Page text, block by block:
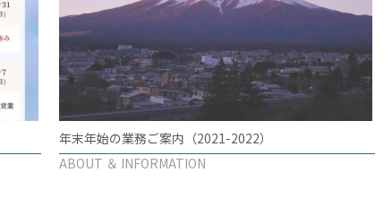
年末年始の業務ご案内（2021-2022）
ABOUT ＆ INFORMATION